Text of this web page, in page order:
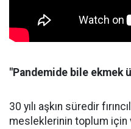
"Pandemide bile ekmek
30 yılı aşkın süredir
mesleklerinin toplum